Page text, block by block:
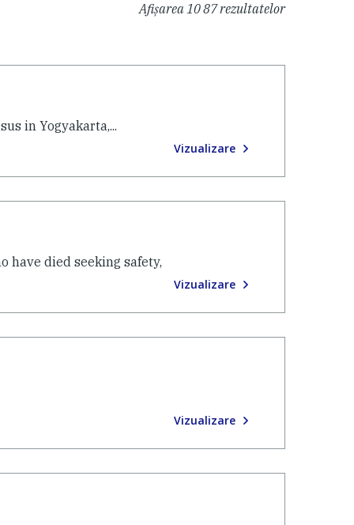
Afișarea1087rezultatelor
in Yogyakarta,...
Vizualizare
have died seeking safety,
Vizualizare
Vizualizare